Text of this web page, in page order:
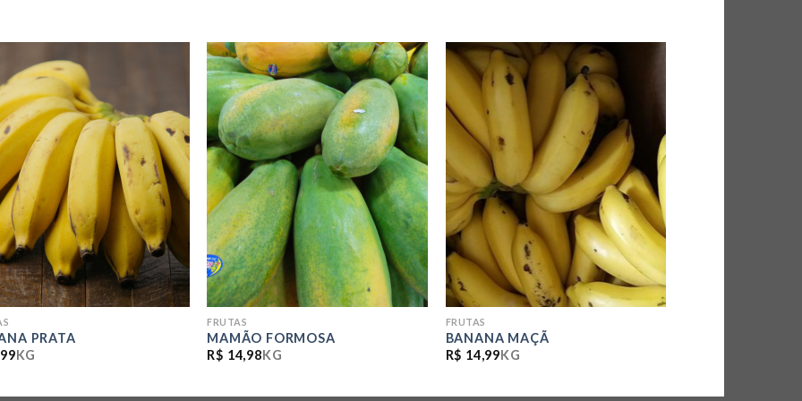
ADICIONAR
A LISTA DE
COMPRAS
PRATA
KG
ADICIONAR
A LISTA DE
COMPRAS
FRUTAS
MAMÃO FORMOSA
R$ 14,98KG
ADICIONAR
A LISTA DE
COMPRAS
FRUTAS
BANANA MAÇÃ
R$ 14,99KG